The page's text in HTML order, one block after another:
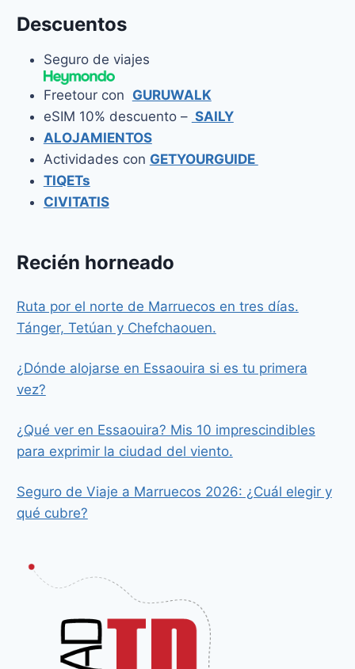
Descuentos
Seguro de viajes
Freetour con GURUWALK
eSIM 10% descuento – SAILY
ALOJAMIENTOS
Actividades con GETYOURGUIDE
TIQETs
CIVITATIS
Recién horneado
Ruta por el norte de Marruecos en tres días.
Tánger, Tetúan y Chefchaouen.
¿Dónde alojarse en Essaouira si es tu primera
vez?
¿Qué ver en Essaouira? Mis 10 imprescindibles
para exprimir la ciudad del viento.
Seguro de Viaje a Marruecos 2026: ¿Cuál elegir y
qué cubre?